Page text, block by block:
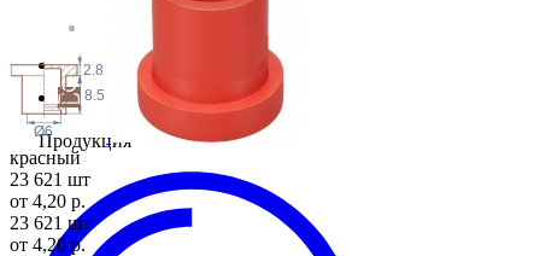
Продукция
Ø6
2.8
8.5
красный
23 621 шт
от 4,20 р.
23 621 шт
от 4,20 р.